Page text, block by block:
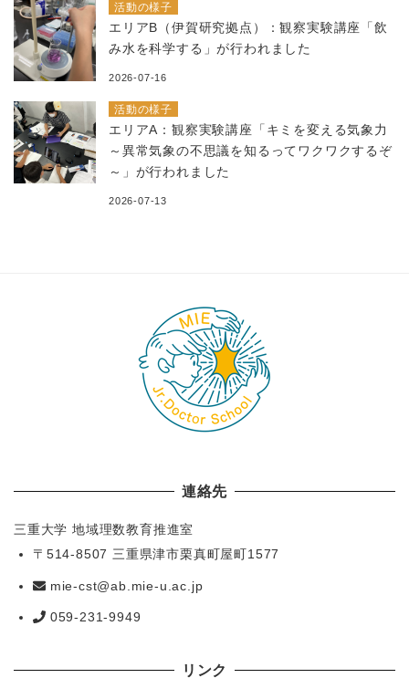
活動の様子
エリアB（伊賀研究拠点）：観察実験講座「飲
み水を科学する」が行われました
2026-07-16
活動の様子
エリアA：観察実験講座「キミを変える気象力
～異常気象の不思議を知るってワクワクするぞ
～」が行われました
2026-07-13
連絡先
三重大学 地域理数教育推進室
〒514-8507 三重県津市栗真町屋町1577
mie-cst@ab.mie-u.ac.jp
059-231-9949
リンク